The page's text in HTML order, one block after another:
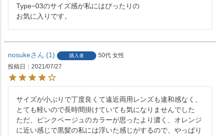
Type−03のサイズ感が私にはぴったりの
お気に入りです。
nosuke 1 購入者 50代 女性
投稿日
2021/07/27
サイズが小ぶりで丁度良くて遠近両用レンズも違和感なく、
とても軽いので長時間掛けていても気になりませんでした
ただ、ピンクベージュのカラーが思ったより濃く、オレンジ
に近い感じで黒髪の私には浮いた感じがするので、やっぱり